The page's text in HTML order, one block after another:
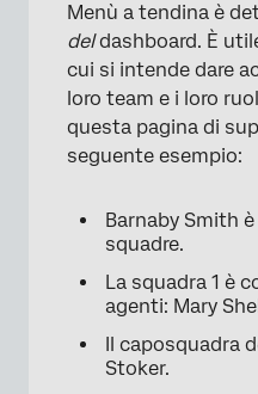
Menù a tendina è
deldashboard. È
cui si intende dare
loro team e i loro
questa pagina di
seguente esempio:
Barnaby Smith
squadre.
La squadra 1 è
agenti: Mary
Il caposquadra
Stoker.